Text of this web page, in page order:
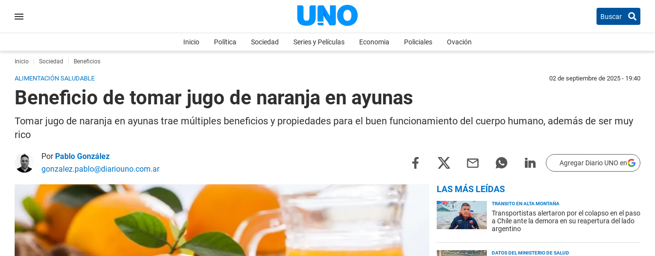
Buscar
Inicio Política Sociedad Series y Películas Economia Policiales Ovación
Inicio Sociedad Beneficios
ALIMENTACIÓN SALUDABLE 02 de septiembre de 2025 - 19:40
Beneficio de tomar jugo de naranja en ayunas
Tomar jugo de naranja en ayunas trae múltiples beneficios y propiedades para el buen funcionamiento del cuerpo humano, además de ser muy
rico
Por Pablo González
gonzalez.pablo@diariouno.com.ar
Agregar Diario UNO en
LAS MÁS LEÍDAS
TRÁNSITO EN ALTA MONTAÑA
Transportistas alertaron por el colapso en el paso
a Chile ante la demora en su reapertura del lado
argentino
DATOS DEL MINISTERIO DE SALUD